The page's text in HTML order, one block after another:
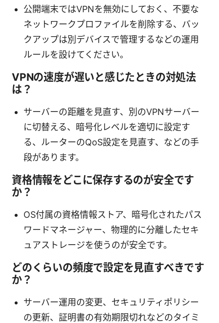
公開端末ではVPNを無効にしておく、不要な
ネットワークプロファイルを削除する、バッ
クアップは別デバイスで管理するなどの運用
ルールを設けてください。
VPNの速度が遅いと感じたときの対処法
は？
サーバーの距離を見直す、別のVPNサーバー
に切替える、暗号化レベルを適切に設定す
る、ルーターのQoS設定を見直す、などの手
段があります。
資格情報をどこに保存するのが安全です
か？
OS付属の資格情報ストア、暗号化されたパス
ワードマネージャー、物理的に分離したセキ
ュアストレージを使うのが安全です。
どのくらいの頻度で設定を見直すべきです
か？
サーバー運用の変更、セキュリティポリシー
の更新、証明書の有効期限切れなどのタイミ